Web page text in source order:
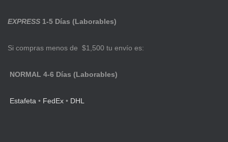
EXPRESS 1-5 Días (Laborables)
Si compras menos de $1,500 tu envío es:
NORMAL 4-6 Días (Laborables)
Estafeta • FedEx • DHL